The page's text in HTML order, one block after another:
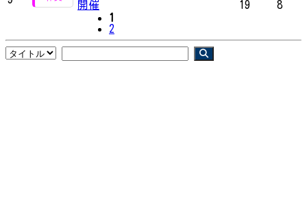
開催 19
8
1
2